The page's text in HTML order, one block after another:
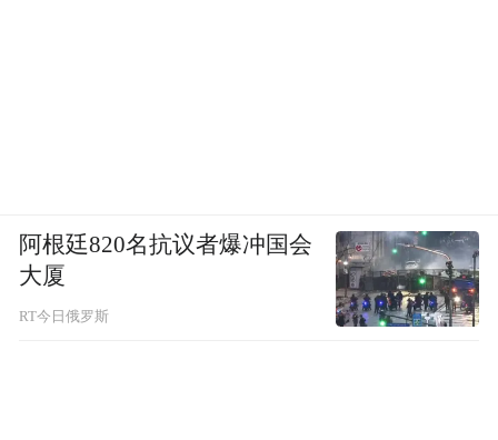
“特别声明：以上作品内容(包括在内的视频、图片或音
频)为凤凰网旗下自媒体平台“大风号”用户上传并发
布，本平台仅提供信息存储空间服务。
Notice: The content above (including the videos,
pictures and audios if any) is uploaded and posted
阿根廷820名抗议者爆冲国会
大厦
RT今日俄罗斯